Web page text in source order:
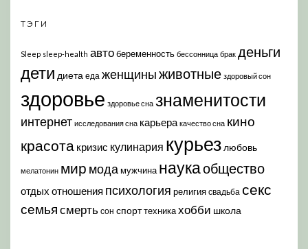
ТЭГИ
Sleep sleep-health автобеременность бессонница брак деньги
дети диета еда женщиныживотные здоровый сон
здоровье здоровье сна знаменитости
интернет исследования сна карьера качество сна кино
красота кризис кулинария курьез любовь
мелатонин мир модамужчина наукаобщество
отдых отношения психология религия свадьба секс
семья смерть сон спорттехникахобби школа